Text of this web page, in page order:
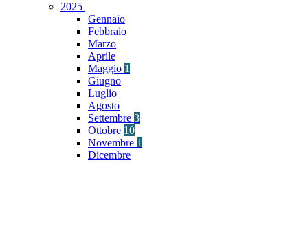
2025
Gennaio
Febbraio
Marzo
Aprile
Maggio 1
Giugno
Luglio
Agosto
Settembre 3
Ottobre 10
Novembre 1
Dicembre